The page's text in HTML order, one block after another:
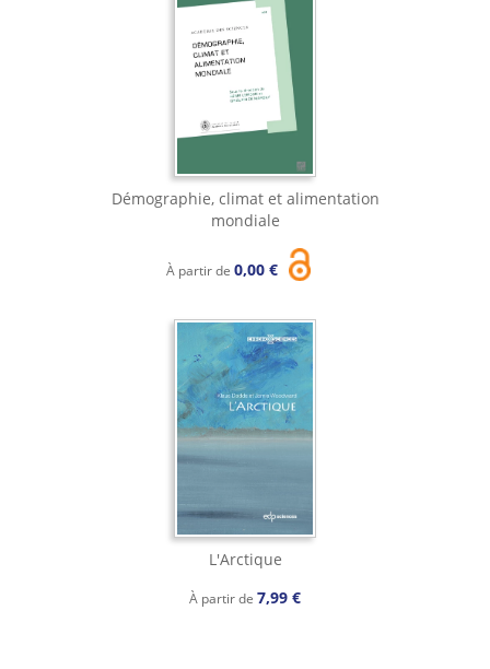
Démographie, climat et alimentation
mondiale
À partir de 0,00 €
L'Arctique
À partir de 7,99 €